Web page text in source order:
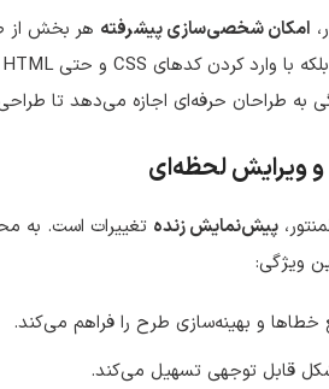
امکان شخصی‌سازی پیشرفته هر بخش از
به طراحان حرفه‌ای اجازه می‌دهد تا
ویرایش لحظه‌ای
پیش‌نمایش زنده تغییرات است. به
ویژگی:
و بهینه‌سازی طرح را فراهم می‌کند.
شکل قابل توجهی تسهیل می‌کند.